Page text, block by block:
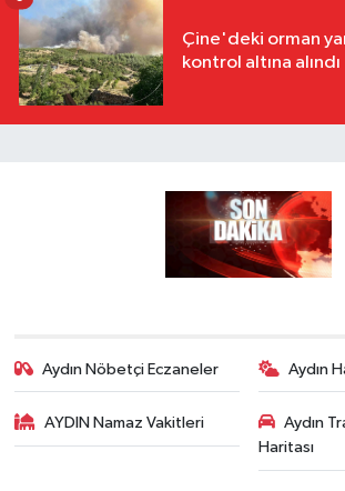
Çine'deki orman
kontrol altına alındı
Aydın Nöbetçi Eczaneler Aydın
AYDIN Namaz Vakitleri
Aydın
Haritası